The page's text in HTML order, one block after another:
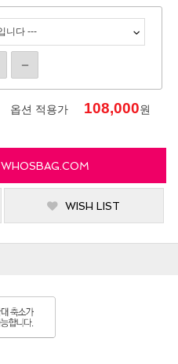
옵션 적용가 108,000원
WHOSBAG.COM
WISH LIST